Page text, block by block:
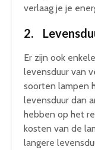
verlaag je je
2.
Er zijn ook
levensduur van
soorten lampen
levensduur dan
hebben op het
kosten van de
langere